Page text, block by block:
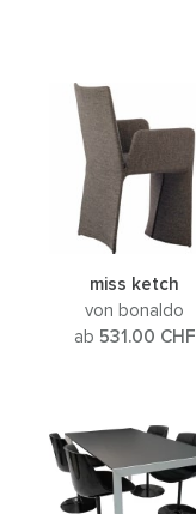
miss ketch
von bonaldo
ab 531.00 CHF